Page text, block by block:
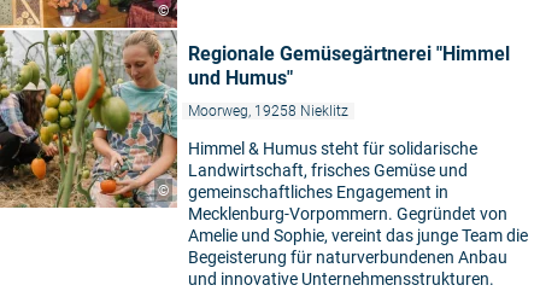
©
©
Regionale Gemüsegärtnerei "Himmel
und Humus"
Moorweg, 19258 Nieklitz
Himmel & Humus steht für solidarische
Landwirtschaft, frisches Gemüse und
gemeinschaftliches Engagement in
Mecklenburg-Vorpommern. Gegründet von
Amelie und Sophie, vereint das junge Team die
Begeisterung für naturverbundenen Anbau
und innovative Unternehmensstrukturen.